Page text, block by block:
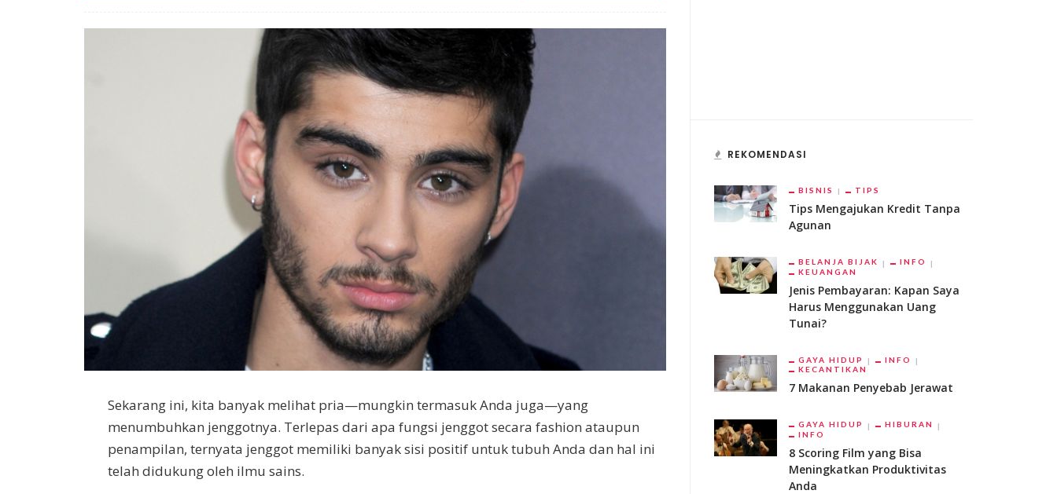
Sekarang ini, kita banyak melihat pria—mungkin termasuk Anda juga—yang
menumbuhkan jenggotnya. Terlepas dari apa fungsi jenggot secara fashion ataupun
penampilan, ternyata jenggot memiliki banyak sisi positif untuk tubuh Anda dan hal ini
telah didukung oleh ilmu sains.
REKOMENDASI
BISNIS TIPS
Tips Mengajukan Kredit Tanpa
Agunan
BELANJA BIJAK
INFO
KEUANGAN
Jenis Pembayaran: Kapan Saya
Harus Menggunakan Uang
Tunai?
GAYA HIDUP
INFO
KECANTIKAN
7 Makanan Penyebab Jerawat
GAYA HIDUP
HIBURAN
INFO
8 Scoring Film yang Bisa
Meningkatkan Produktivitas
Anda